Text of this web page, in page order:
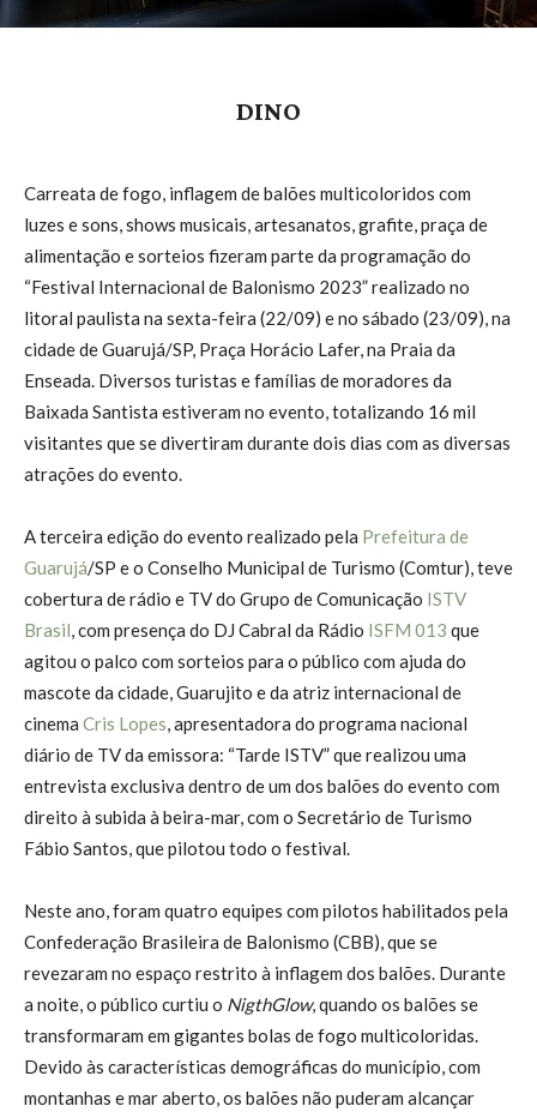
DINO
Carreata de fogo, inflagem de balões multicoloridos com
luzes e sons, shows musicais, artesanatos, grafite, praça de
alimentação e sorteios fizeram parte da programação do
“Festival Internacional de Balonismo 2023” realizado no
litoral paulista na sexta-feira (22/09) e no sábado (23/09), na
cidade de Guarujá/SP, Praça Horácio Lafer, na Praia da
Enseada. Diversos turistas e famílias de moradores da
Baixada Santista estiveram no evento, totalizando 16 mil
visitantes que se divertiram durante dois dias com as diversas
atrações do evento.
A terceira edição do evento realizado pela Prefeitura de
Guarujá/SP e o Conselho Municipal de Turismo (Comtur), teve
cobertura de rádio e TV do Grupo de Comunicação ISTV
Brasil , com presença do DJ Cabral da Rádio ISFM 013 que
agitou o palco com sorteios para o público com ajuda do
mascote da cidade, Guarujito e da atriz internacional de
cinema Cris Lopes , apresentadora do programa nacional
diário de TV da emissora: “Tarde ISTV” que realizou uma
entrevista exclusiva dentro de um dos balões do evento com
direito à subida à beira-mar, com o Secretário de Turismo
Fábio Santos, que pilotou todo o festival.
Neste ano, foram quatro equipes com pilotos habilitados pela
Confederação Brasileira de Balonismo (CBB), que se
revezaram no espaço restrito à inflagem dos balões. Durante
a noite, o público curtiu o NigthGlow, quando os balões se
transformaram em gigantes bolas de fogo multicoloridas.
Devido às características demográficas do município, com
montanhas e mar aberto, os balões não puderam alcançar